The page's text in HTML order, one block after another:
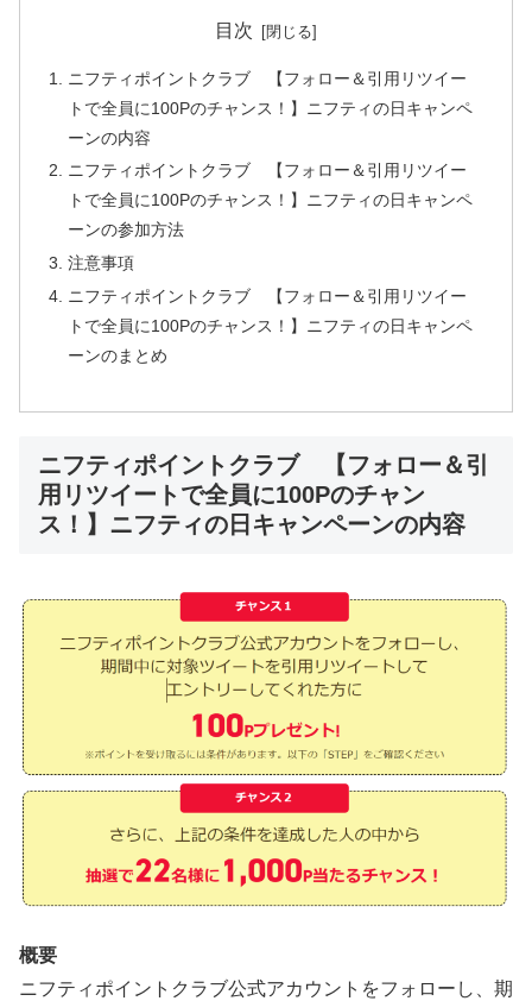
目次
ニフティポイントクラブ 【フォロー＆引用リツイー
トで全員に100Pのチャンス！】ニフティの日キャンペ
ーンの内容
ニフティポイントクラブ 【フォロー＆引用リツイー
トで全員に100Pのチャンス！】ニフティの日キャンペ
ーンの参加方法
注意事項
ニフティポイントクラブ 【フォロー＆引用リツイー
トで全員に100Pのチャンス！】ニフティの日キャンペ
ーンのまとめ
ニフティポイントクラブ 【フォロー＆引
用リツイートで全員に100Pのチャン
ス！】ニフティの日キャンペーンの内容
概要
ニフティポイントクラブ公式アカウントをフォローし、期